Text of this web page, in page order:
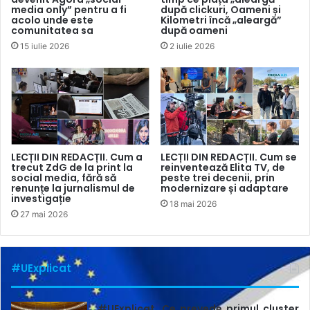
INFORMAȚII DE CONTEXT– prin intermediul cărora
alte părți implicate pot oferi un răspuns, nu doar
DOVEZI– oferă dovezi disponibile, cum ar fi date sau
rezultate calitative, examinând eficacitatea (sau lipsa
ei), nu doar intențiile.
LIMITĂRI– sunt prezentate și limitele, neajunsurile
unui răspuns, evitate fiind exagerările.
Prin urmare, jurnalismul de soluții are scopul de a aduce o
perspectivă echilibrată și de a furniza informații concrete
comprehensivă a subiectelor de presă. Acest fapt este
încurajat și de tendința covârșitoare (83%) a
consumatorilor de știri de a se implica mai profund și cu
media only” pentru a fi
acolo unde este
comunitatea sa
15 iulie 2026
după clickuri, Oameni și
Kilometri încă „aleargă”
după oameni
2 iulie 2026
LECȚII DIN REDACȚII. Cum a
trecut ZdG de la print la
social media, fără să
renunțe la jurnalismul de
investigație
27 mai 2026
LECȚII DIN REDACȚII. Cum se
reinventează Elita TV, de
peste trei decenii, prin
modernizare și adaptare
18 mai 2026
#UExplicat